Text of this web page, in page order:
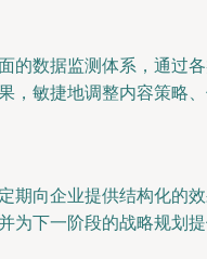
的数据监测体系，通过
，敏捷地调整内容策略
期向企业提供结构化的
为下一阶段的战略规划提